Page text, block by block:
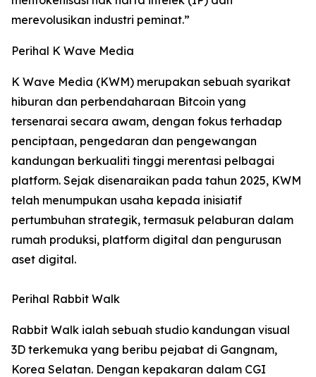
merevolusikan industri peminat.”
Perihal K Wave Media
K Wave Media (KWM) merupakan sebuah syarikat
hiburan dan perbendaharaan Bitcoin yang
tersenarai secara awam, dengan fokus terhadap
penciptaan, pengedaran dan pengewangan
kandungan berkualiti tinggi merentasi pelbagai
platform. Sejak disenaraikan pada tahun 2025, KWM
telah menumpukan usaha kepada inisiatif
pertumbuhan strategik, termasuk pelaburan dalam
rumah produksi, platform digital dan pengurusan
aset digital.
Perihal Rabbit Walk
Rabbit Walk ialah sebuah studio kandungan visual
3D terkemuka yang beribu pejabat di Gangnam,
Korea Selatan. Dengan kepakaran dalam CGI